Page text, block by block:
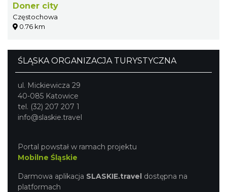
Doner city
Częstochowa
0.76 km
ŚLĄSKA ORGANIZACJA TURYSTYCZNA
ul. Mickiewicza 29
40-085 Katowice
tel. (32) 207 207 1
info@slaskie.travel
Portal powstał w ramach projektu
Mobilne Śląskie
Darmowa aplikacja SLASKIE.travel dostępna na
platformach